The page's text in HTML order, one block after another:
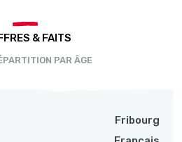
& FAITS
PAR ÂGE
Fribourg